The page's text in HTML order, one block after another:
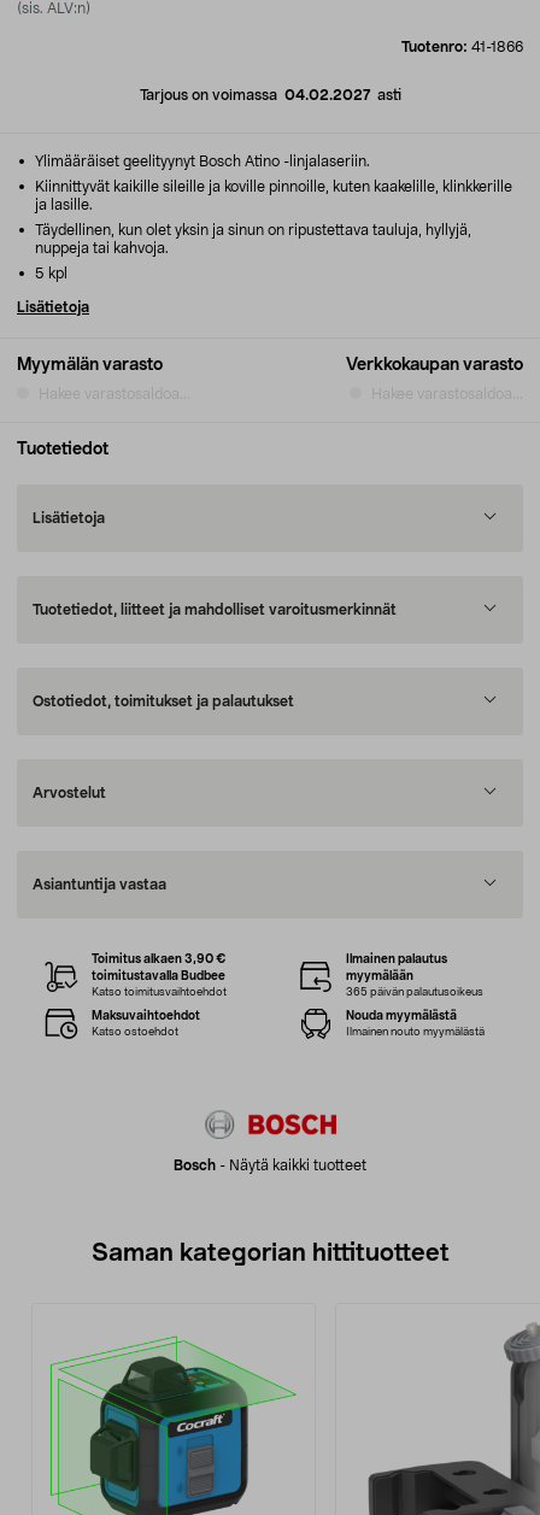
(sis. ALV:n)
Tuotenro: 41-1866
Tarjous on voimassa 04.02.2027asti
Myymälän varasto
Hakee varastosaldoa...
Verkkokaupan varasto
Hakee varastosaldoa...
Ylimääräiset geelityynyt Bosch Atino -linjalaseriin.
Kiinnittyvät kaikille sileille ja koville pinnoille, kuten kaakelille, klinkkerille
ja lasille.
Täydellinen, kun olet yksin ja sinun on ripustettava tauluja, hyllyjä,
nuppeja tai kahvoja.
5 kpl
Lisätietoja
Tuotetiedot
Lisätietoja
Tuotetiedot, liitteet ja mahdolliset varoitusmerkinnät
Ostotiedot, toimitukset ja palautukset
Arvostelut
Asiantuntija vastaa
Bosch - Näytä kaikki tuotteet
Toimitus alkaen 3,90 €
toimitustavalla Budbee
Katso toimitusvaihtoehdot
Ilmainen palautus
myymälään
365 päivän palautusoikeus
Maksuvaihtoehdot
Katso ostoehdot
Nouda myymälästä
Ilmainen nouto myymälästä
Saman kategorian hittituotteet